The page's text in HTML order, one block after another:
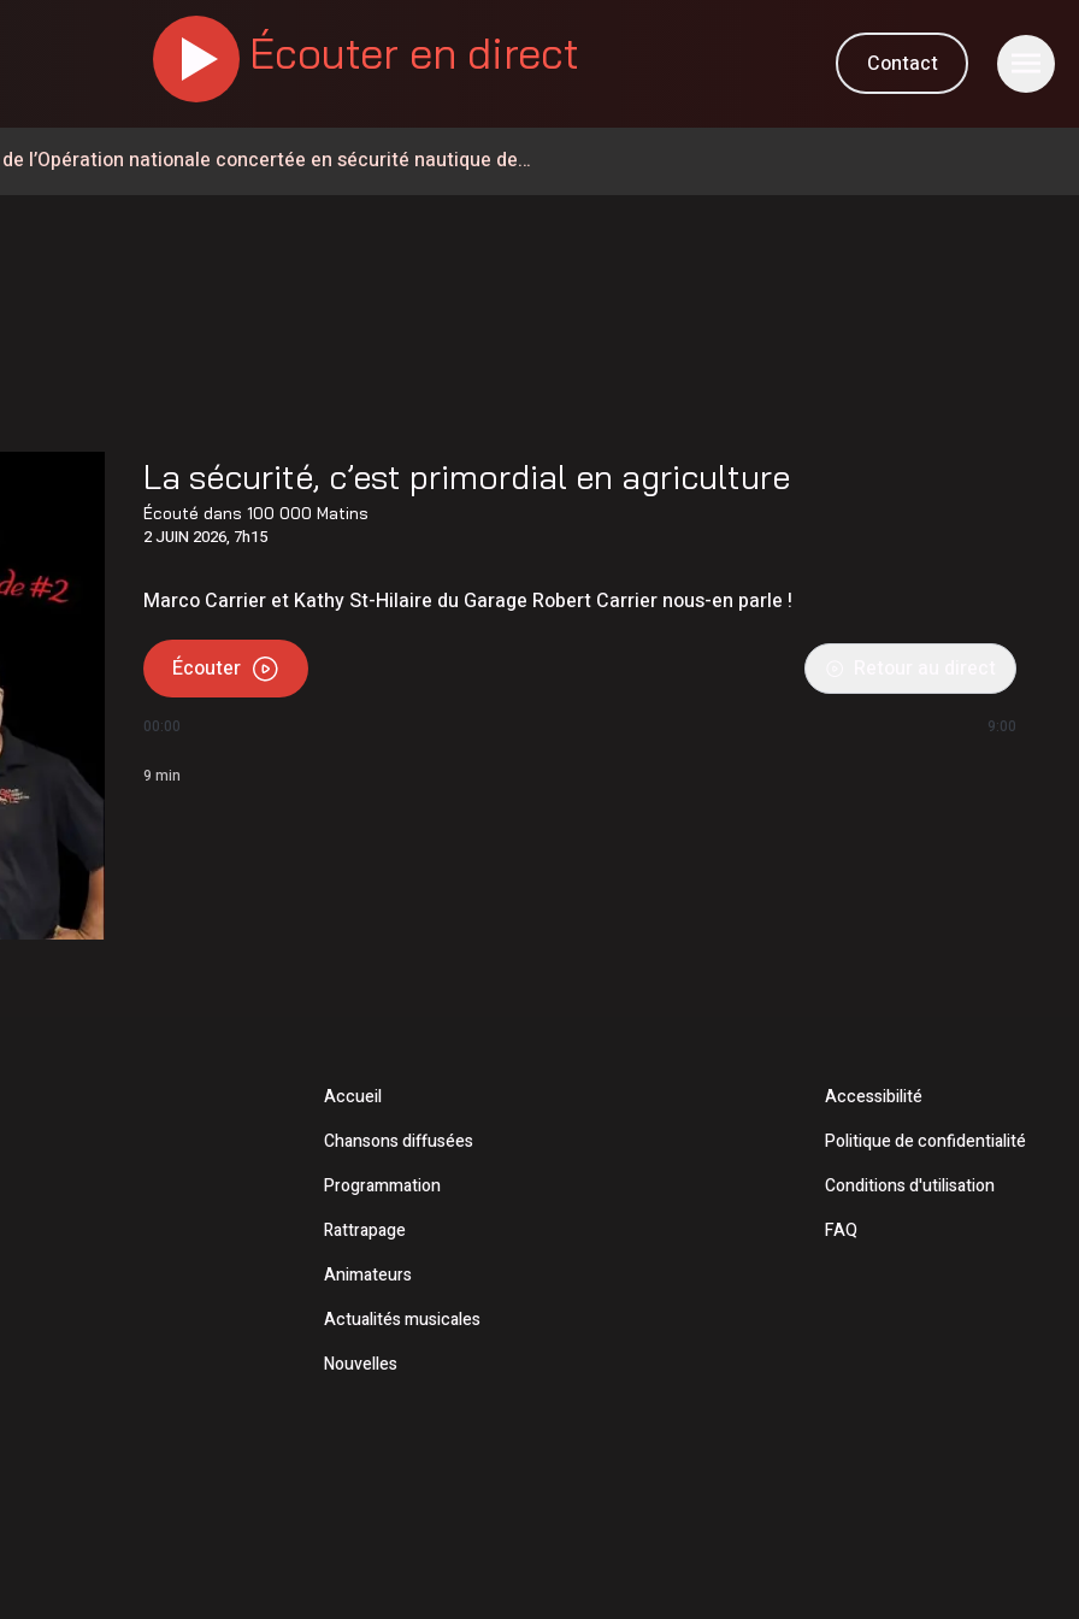
Écouter en direct Contact
l’Opération nationale concertée en sécurité nautique de
Frampton a désormais un nom
Lambert-de-Lauzon
États-Unis a reculé de près de 2G$ depuis 2024
déclassé
| Étienne Gourde comparaît
de stupéfiants, menaces et extorsion
La sécurité, c’est primordial en agriculture
Écouté dans100 000 Matins
2 JUIN 2026, 7h15
Marco Carrier et Kathy St-Hilaire du Garage Robert Carrier nous-en parle !
Écouter
00:00 9:00
9 min
Accueil
Chansons diffusées
Programmation
Rattrapage
Animateurs
Actualités musicales
Nouvelles
Accessibilité
Politique de confidentialité
Conditions d'utilisation
FAQ